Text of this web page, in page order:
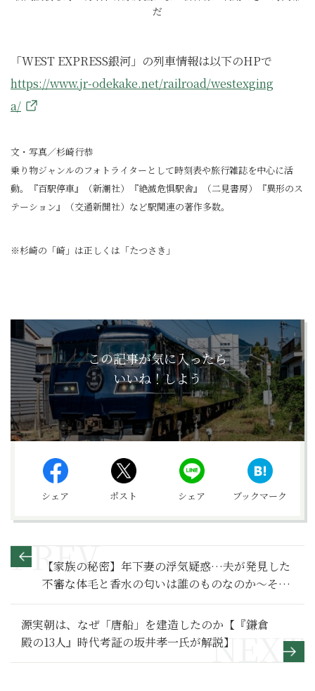
だ
「WEST EXPRESS銀河」の列車情報は以下のHPで
https://www.jr-odekake.net/railroad/westexging
a/
文・写真／杉崎行恭
乗り物ジャンルのフォトライターとして時刻表や旅行雑誌を中心に活
動。『百駅停車』（新潮社）『絶滅危惧駅舎』（二見書房）『異形のス
テーション』（交通新聞社）など駅関連の著作多数。
※杉崎の「崎」は正しくは「たつさき」
この記事が気に入ったら
いいね！しよう
シェア ポスト シェア ブックマーク
【家族の秘密】年下妻の浮気疑惑…夫が発見した
不審な体毛と香水の匂いは誰のものなのか～その
２～
源実朝は、なぜ「唐船」を建造したのか【『鎌倉
殿の13人』時代考証の坂井孝一氏が解説】